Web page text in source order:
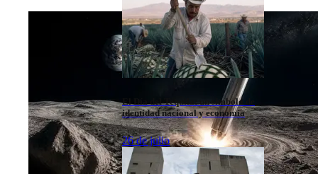
El Día del Tequila: un símbolo de
identidad nacional y economía
26 de julio